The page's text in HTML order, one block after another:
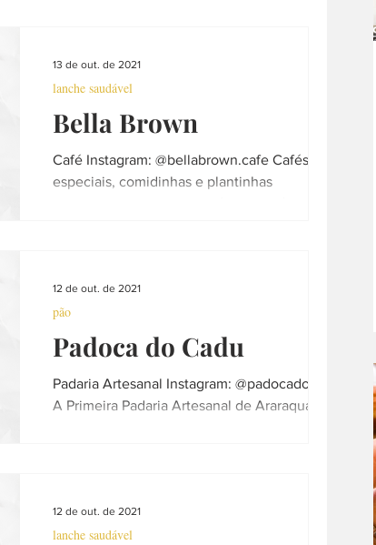
churrasco decoração
Bella Brown
Café Instagram: @bellabrown.cafe Cafés
especiais, comidinhas e plantinhas
lanche saudável
13 de out. de 2021
Padoca do Cadu
Padaria Artesanal Instagram: @padocadocadu
A Primeira Padaria Artesanal de Araraquara
pão
12 de out. de 2021
lanche saudável
12 de out. de 2021